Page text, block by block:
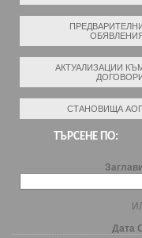
АКТУАЛИЗАЦИИ
СТАНОВИЩА
ТЪРСЕНЕ ПО:
Дата